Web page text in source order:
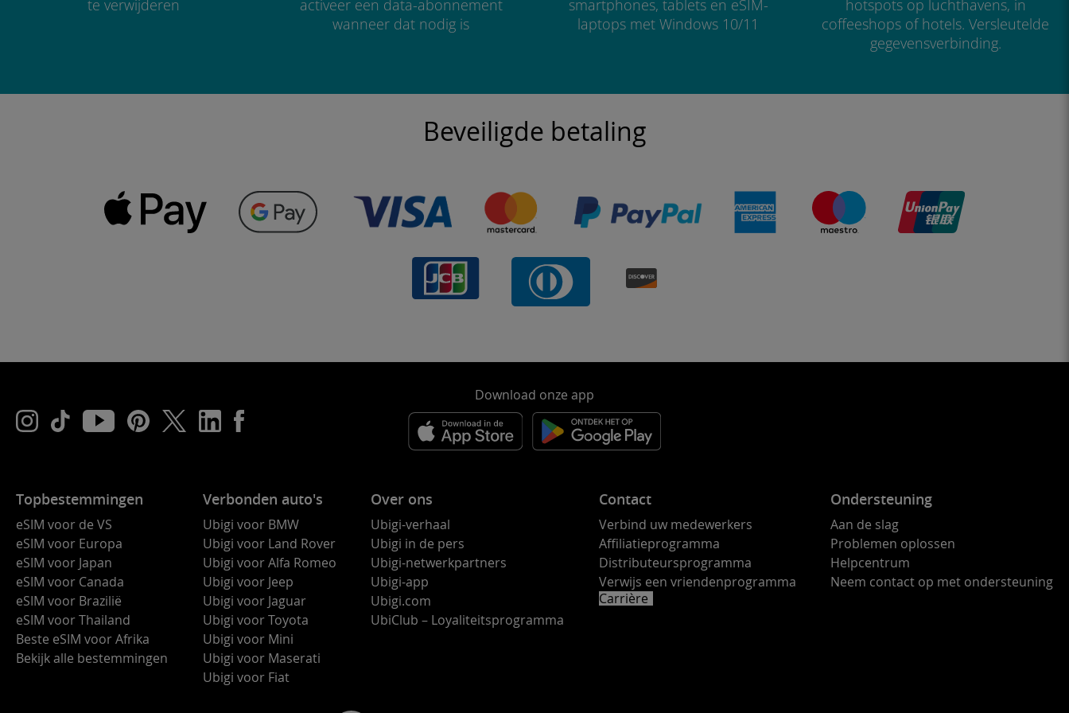
te verwijderen
activeer een data-abonnement
wanneer dat nodig is
smartphones, tablets en eSIM-
laptops met Windows 10/11
hotspots op luchthavens, in
coffeeshops of hotels. Versleutelde
gegevensverbinding.
Beveiligde betaling
Download onze app
Topbestemmingen
eSIM voor de VS
eSIM voor Europa
eSIM voor Japan
eSIM voor Canada
eSIM voor Brazilië
eSIM voor Thailand
Beste eSIM voor Afrika
Bekijk alle bestemmingen
Verbonden auto's
Ubigi voor BMW
Ubigi voor Land Rover
Ubigi voor Alfa Romeo
Ubigi voor Jeep
Ubigi voor Jaguar
Ubigi voor Toyota
Ubigi voor Mini
Ubigi voor Maserati
Ubigi voor Fiat
Over ons
Ubigi-verhaal
Ubigi in de pers
Ubigi-netwerkpartners
Ubigi-app
Ubigi.com
UbiClub – Loyaliteitsprogramma
Contact
Verbind uw medewerkers
Affiliatieprogramma
Distributeursprogramma
Verwijs een vriendenprogramma
Carrière
Ondersteuning
Aan de slag
Problemen oplossen
Helpcentrum
Neem contact op met ondersteuning